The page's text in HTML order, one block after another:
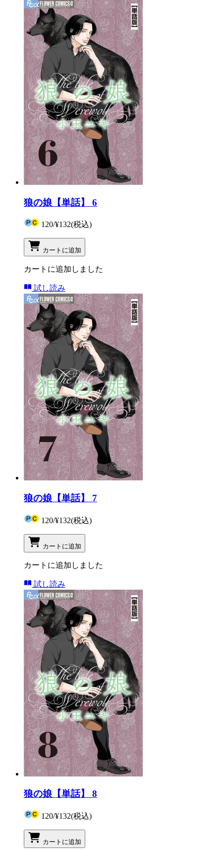
狼の娘【単話】 6
120/¥132(税込)
カートに追加
カートに追加しました
試し読み
狼の娘【単話】 7
120/¥132(税込)
カートに追加
カートに追加しました
試し読み
狼の娘【単話】 8
120/¥132(税込)
カートに追加